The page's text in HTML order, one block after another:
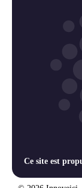
Ce site est